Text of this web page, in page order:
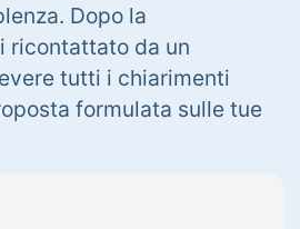
Dopo la
ricontattato da un
tutti i chiarimenti
formulata sulle tue